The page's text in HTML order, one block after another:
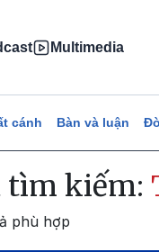
Multimedia
cánh Bàn và luận
tìm kiếm:
phù hợp